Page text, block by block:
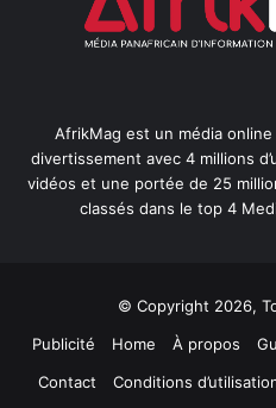
AfrikMag est un média online
divertissement avec 4 millions
vidéos et une portée de 25
classés dans le top 4
© Copyright 2026,
Publicité
Home À propos
Contact
Conditions